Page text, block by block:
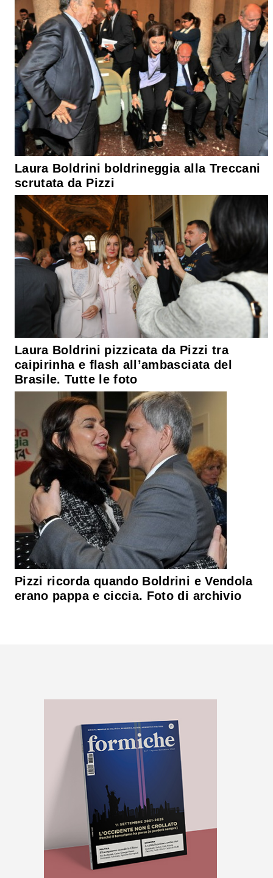
Laura Boldrini boldrineggia alla Treccani
scrutata da Pizzi
Laura Boldrini pizzicata da Pizzi tra
caipirinha e flash all’ambasciata del
Brasile. Tutte le foto
Pizzi ricorda quando Boldrini e Vendola
erano pappa e ciccia. Foto di archivio